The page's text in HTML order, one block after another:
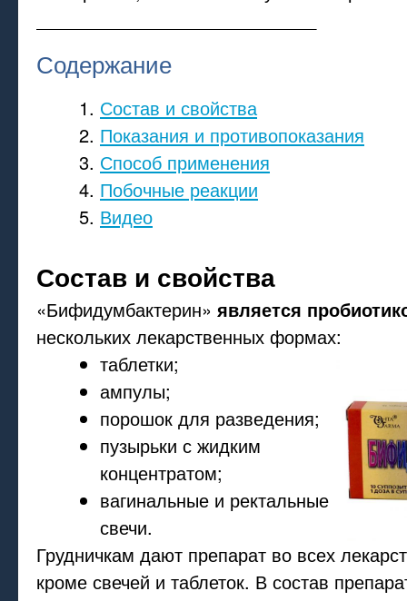
Содержание
Состав и свойства
Показания и противопоказания
Способ применения
Побочные реакции
Видео
Состав и свойства
«Бифидумбактерин» является
нескольких лекарственных формах:
таблетки;
ампулы;
порошок для разведения;
пузырьки с жидким
концентратом;
вагинальные и ректальные
свечи.
Грудничкам дают препарат во всех
кроме свечей и таблеток. В состав